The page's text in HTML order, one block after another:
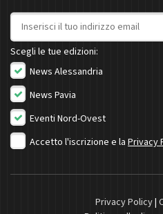
Indirizzo email
Scegli le tue edizioni:
News Alessandria
News Pavia
Eventi Nord-Ovest
Accetto l'iscrizione e la Privacy
Privacy Policy|